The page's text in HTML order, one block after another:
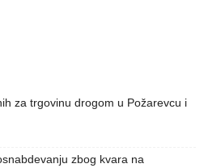
za trgovinu drogom u Požarevcu i
zbog kvara na